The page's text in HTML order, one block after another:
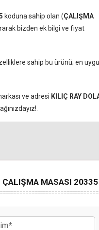
koduna sahip olan (ÇALIŞMA
bizden ek bilgi ve fiyat
sahip bu ürünü; en
ve adresi KILIÇ RAY
ÇALIŞMA MASASI